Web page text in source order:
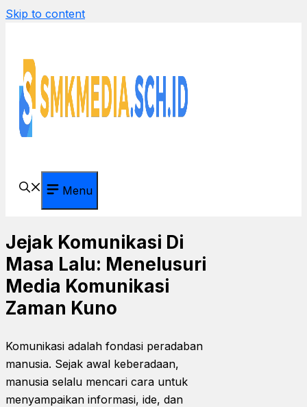
Skip to content
Menu
Jejak Komunikasi Di
Masa Lalu: Menelusuri
Media Komunikasi
Zaman Kuno
Komunikasi adalah fondasi peradaban
manusia. Sejak awal keberadaan,
manusia selalu mencari cara untuk
menyampaikan informasi, ide, dan